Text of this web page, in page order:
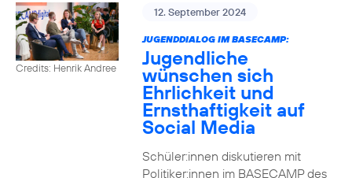
Credits: Henrik Andree
12. September 2024
JUGENDDIALOG IM BASECAMP:
Jugendliche
wünschen sich
Ehrlichkeit und
Ernsthaftigkeit auf
Social Media
Schüler:innen diskutieren mit
Politiker:innen im BASECAMP des